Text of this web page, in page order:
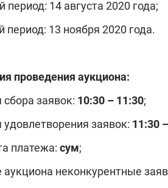
период: 14 августа 2020 года;
период: 13 ноября 2020 года.
проведения аукциона:
сбора заявок: 10:30 – 11:30;
удовлетворения заявок: 11:30
платежа: сум;
аукциона неконкурентные